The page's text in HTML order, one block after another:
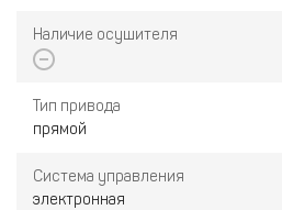
Наличие осушителя
Тип привода
прямой
Система управления
электронная